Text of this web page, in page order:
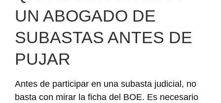
UN ABOGADO DE
SUBASTAS ANTES DE
PUJAR
Antes de participar en una subasta judicial, no
basta con mirar la ficha del BOE. Es necesario